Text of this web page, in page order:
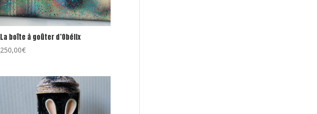
La boîte à goûter d’Obélix
250,00€